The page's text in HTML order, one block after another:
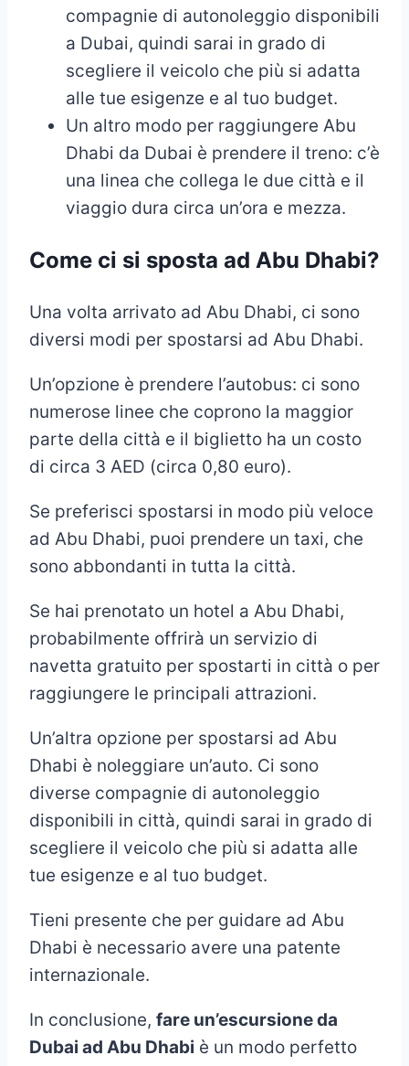
compagnie di autonoleggio disponibili
a Dubai, quindi sarai in grado di
scegliere il veicolo che più si adatta
alle tue esigenze e al tuo budget.
Un altro modo per raggiungere Abu
Dhabi da Dubai è prendere il treno: c’è
una linea che collega le due città e il
viaggio dura circa un’ora e mezza.
Come ci si sposta ad Abu Dhabi?
Una volta arrivato ad Abu Dhabi, ci sono
diversi modi per spostarsi ad Abu Dhabi.
Un’opzione è prendere l’autobus: ci sono
numerose linee che coprono la maggior
parte della città e il biglietto ha un costo
di circa 3 AED (circa 0,80 euro).
Se preferisci spostarsi in modo più veloce
ad Abu Dhabi, puoi prendere un taxi, che
sono abbondanti in tutta la città.
Se hai prenotato un hotel a Abu Dhabi,
probabilmente offrirà un servizio di
navetta gratuito per spostarti in città o per
raggiungere le principali attrazioni.
Un’altra opzione per spostarsi ad Abu
Dhabi è noleggiare un’auto. Ci sono
diverse compagnie di autonoleggio
disponibili in città, quindi sarai in grado di
scegliere il veicolo che più si adatta alle
tue esigenze e al tuo budget.
Tieni presente che per guidare ad Abu
Dhabi è necessario avere una patente
internazionale.
In conclusione, fare un’escursione da
Dubai ad Abu Dhabi è un modo perfetto